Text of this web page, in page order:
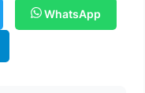
WhatsApp